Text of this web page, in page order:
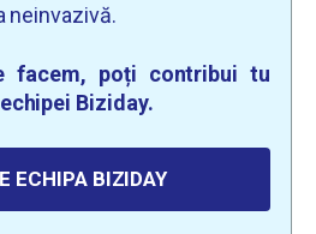
neinvazivă.
facem, poți contribui tu
Biziday.
ECHIPA BIZIDAY